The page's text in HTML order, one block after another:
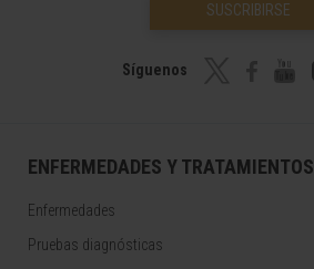
SUSCRIBIRSE
Síguenos
ENFERMEDADES Y TRATAMIENTOS
Enfermedades
Pruebas diagnósticas